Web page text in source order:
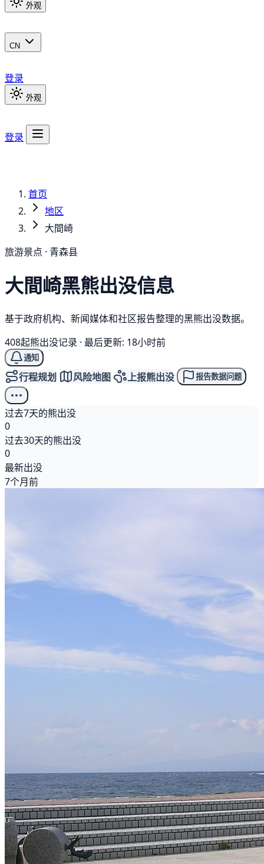
外观
CN
登录
外观
登录
首页
地区
大間崎
旅游景点 · 青森县
大間崎黑熊出没信息
基于政府机构、新闻媒体和社区报告整理的黑熊出没数据。
408起熊出没记录 · 最后更新: 18小时前
通知
行程规划 风险地图 上报熊出没 报告数据问题
过去7天的熊出没
0
过去30天的熊出没
0
最新出没
7个月前